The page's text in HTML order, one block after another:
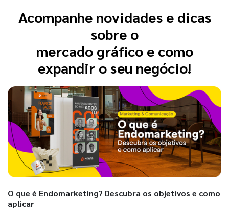
Acompanhe novidades e dicas
sobre o
mercado gráfico e como
expandir o seu negócio!
O que é Endomarketing? Descubra os objetivos e como
aplicar